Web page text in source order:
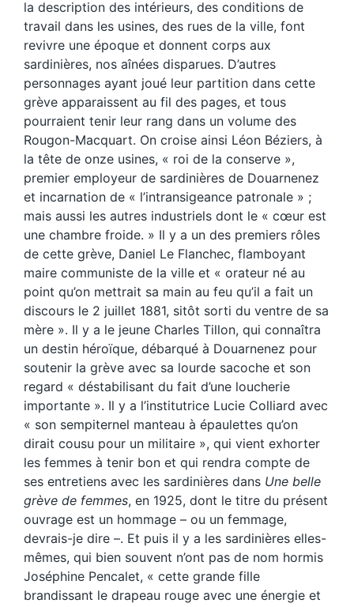
la description des intérieurs, des conditions de
travail dans les usines, des rues de la ville, font
revivre une époque et donnent corps aux
sardinières, nos aînées disparues. D’autres
personnages ayant joué leur partition dans cette
grève apparaissent au fil des pages, et tous
pourraient tenir leur rang dans un volume des
Rougon-Macquart. On croise ainsi Léon Béziers, à
la tête de onze usines, « roi de la conserve »,
premier employeur de sardinières de Douarnenez
et incarnation de « l’intransigeance patronale » ;
mais aussi les autres industriels dont le « cœur est
une chambre froide. » Il y a un des premiers rôles
de cette grève, Daniel Le Flanchec, flamboyant
maire communiste de la ville et « orateur né au
point qu’on mettrait sa main au feu qu’il a fait un
discours le 2 juillet 1881, sitôt sorti du ventre de sa
mère ». Il y a le jeune Charles Tillon, qui connaîtra
un destin héroïque, débarqué à Douarnenez pour
soutenir la grève avec sa lourde sacoche et son
regard « déstabilisant du fait d’une loucherie
importante ». Il y a l’institutrice Lucie Colliard avec
« son sempiternel manteau à épaulettes qu’on
dirait cousu pour un militaire », qui vient exhorter
les femmes à tenir bon et qui rendra compte de
ses entretiens avec les sardinières dans Une belle
grève de femmes, en 1925, dont le titre du présent
ouvrage est un hommage – ou un femmage,
devrais-je dire –. Et puis il y a les sardinières elles-
mêmes, qui bien souvent n’ont pas de nom hormis
Joséphine Pencalet, « cette grande fille
brandissant le drapeau rouge avec une énergie et